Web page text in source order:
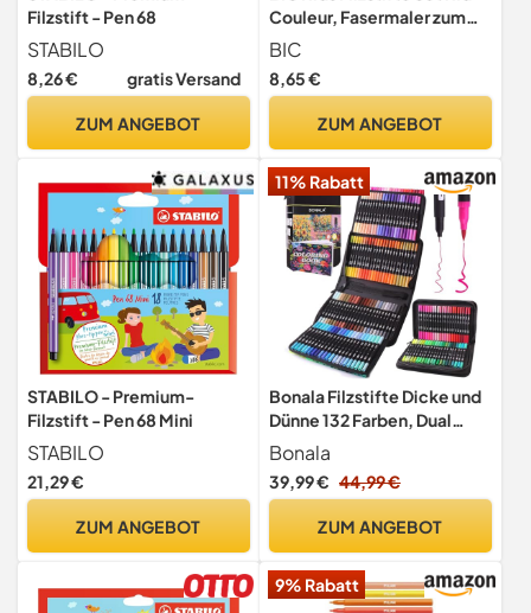
Filzstift - Pen 68
STABILO
8,26 € gratis Versand
ZUM ANGEBOT
Couleur, Fasermaler zum
Malen in 24 auswaschbaren
Farben, inkl. Neonfarben,
im Karton Etui, ab 5 Jahre
BIC
8,65 €
ZUM ANGEBOT
STABILO - Premium-
Filzstift - Pen 68 Mini
STABILO
21,29 €
ZUM ANGEBOT
11% Rabatt
Bonala Filzstifte Dicke und
Dünne 132 Farben, Dual
Brush Pen Set mit Fineliner,
Pinselstifte für Erwachsene
im Etui, für Handlettering,
Bonala
39,99 € 44,99 €
ZUM ANGEBOT
9% Rabatt